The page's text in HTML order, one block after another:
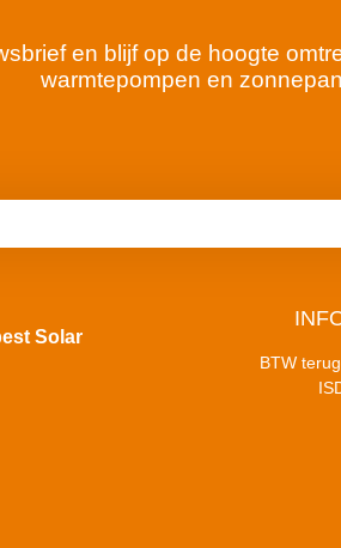
en blijf op de hoogte
warmtepompen en
Solar
BTW